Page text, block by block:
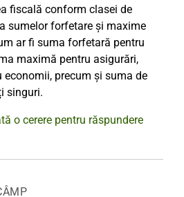
fiscală conform clasei de
sumelor forfetare și maxime
ar fi suma forfetară pentru
maximă pentru asigurări,
precum și suma de
singuri.
o cerere pentru răspundere